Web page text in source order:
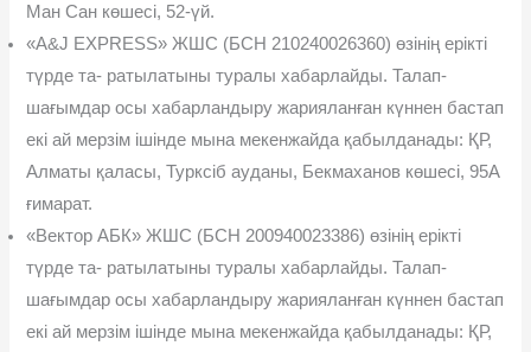
Ман Сан көшесі, 52-үй.
«A&J EXPRESS» ЖШС (БСН 210240026360) өзінің ерікті
түрде та- ратылатыны туралы хабарлайды. Талап-
шағымдар осы хабарланды­ру жарияланған күннен бастап
екі ай мерзім ішінде мына мекенжайда қабылданады: ҚР,
Алматы қаласы, Турксіб ауданы, Бекмаханов көше­сі, 95А
ғимарат.
«Вектор АБК» ЖШС (БСН 200940023386) өзінің ерікті
түрде та- ратылатыны туралы хабарлайды. Талап-
шағымдар осы хабарланды­ру жарияланған күннен бастап
екі ай мерзім ішінде мына мекенжайда қабылданады: ҚР,